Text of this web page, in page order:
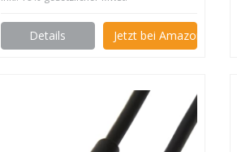
Details Jetzt bei Amazon kaufen